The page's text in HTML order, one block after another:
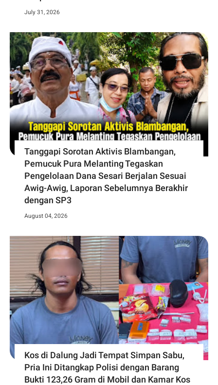
July 31, 2026
Tanggapi Sorotan Aktivis Blambangan,
Pemucuk Pura Melanting Tegaskan
Pengelolaan Dana Sesari Berjalan Sesuai
Awig-Awig, Laporan Sebelumnya Berakhir
dengan SP3
August 04, 2026
Kos di Dalung Jadi Tempat Simpan Sabu,
Pria Ini Ditangkap Polisi dengan Barang
Bukti 123,26 Gram di Mobil dan Kamar Kos